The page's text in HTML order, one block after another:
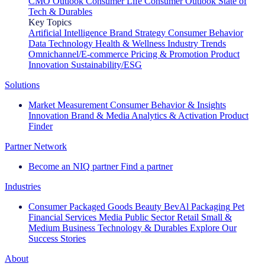
Tech & Durables
Key Topics
Artificial Intelligence Brand Strategy Consumer Behavior
Data Technology Health & Wellness Industry Trends
Omnichannel/E-commerce Pricing & Promotion Product
Innovation Sustainability/ESG
Solutions
Market Measurement Consumer Behavior & Insights
Innovation Brand & Media Analytics & Activation Product
Finder
Partner Network
Become an NIQ partner Find a partner
Industries
Consumer Packaged Goods Beauty BevAl Packaging Pet
Financial Services Media Public Sector Retail Small &
Medium Business Technology & Durables Explore Our
Success Stories
About